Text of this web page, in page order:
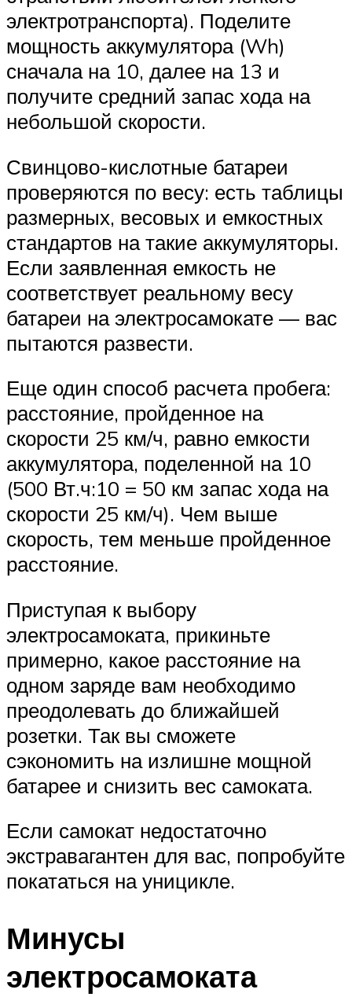
электротранспорта). Поделите
мощность аккумулятора (Wh)
сначала на 10, далее на 13 и
получите средний запас хода на
небольшой скорости.
Свинцово-кислотные батареи
проверяются по весу: есть таблицы
размерных, весовых и емкостных
стандартов на такие аккумуляторы.
Если заявленная емкость не
соответствует реальному весу
батареи на электросамокате — вас
пытаются развести.
Еще один способ расчета пробега:
расстояние, пройденное на
скорости 25 км/ч, равно емкости
аккумулятора, поделенной на 10
(500 Вт.ч:10 = 50 км запас хода на
скорости 25 км/ч). Чем выше
скорость, тем меньше пройденное
расстояние.
Приступая к выбору
электросамоката, прикиньте
примерно, какое расстояние на
одном заряде вам необходимо
преодолевать до ближайшей
розетки. Так вы сможете
сэкономить на излишне мощной
батарее и снизить вес самоката.
Если самокат недостаточно
экстравагантен для вас, попробуйте
покататься на уницикле.
Минусы
электросамоката